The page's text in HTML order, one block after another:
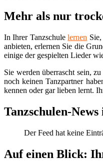
Mehr als nur
In Ihrer Tanzschulelernen
anbieten, erlernen Sie die
einige der gespielten Lieder
Sie werden überrascht sein,
noch keinen Tanzpartner
kennen oder gar lieben lernt.
Tanzschulen-
Der Feed hat keine
Auf einen Blick: